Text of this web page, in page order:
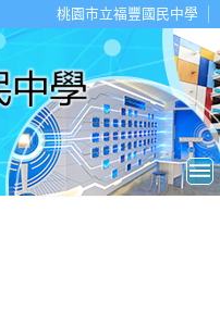
桃園市立福豐國民中學